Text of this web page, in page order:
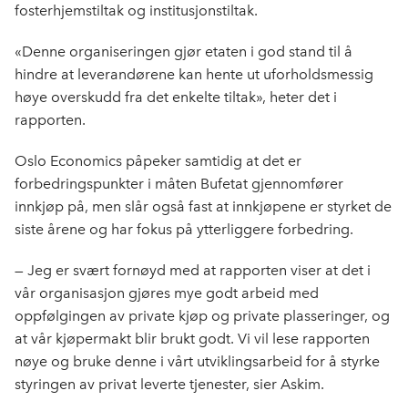
fosterhjemstiltak og institusjonstiltak.
«Denne organiseringen gjør etaten i god stand til å
hindre at leverandørene kan hente ut uforholdsmessig
høye overskudd fra det enkelte tiltak», heter det i
rapporten.
Oslo Economics påpeker samtidig at det er
forbedringspunkter i måten Bufetat gjennomfører
innkjøp på, men slår også fast at innkjøpene er styrket de
siste årene og har fokus på ytterliggere forbedring.
— Jeg er svært fornøyd med at rapporten viser at det i
vår organisasjon gjøres mye godt arbeid med
oppfølgingen av private kjøp og private plasseringer, og
at vår kjøpermakt blir brukt godt. Vi vil lese rapporten
nøye og bruke denne i vårt utviklingsarbeid for å styrke
styringen av privat leverte tjenester, sier Askim.